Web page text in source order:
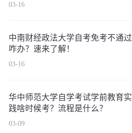
03-16
中南财经政法大学自考免考不通过
咋办？速来了解！
03-16
华中师范大学自学考试学前教育实
践啥时候考？流程是什么？
03-09